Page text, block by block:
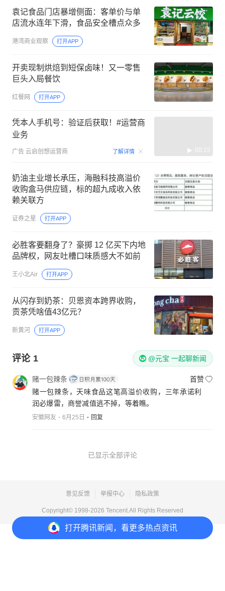
打开腾讯新闻，看更多热点资讯
袁记食品门店暴增侧面：客单价与单
店流水连年下滑，食品安全槽点众多
港湾商业观察 打开APP
开卖现制烘焙到短保卤味！又一零售
巨头入局餐饮
红餐网 打开APP
凭本人手机号：验证后获取！#运营商
业务
广告 云启创想运营商 了解详情 00:15
奶油主业增长承压，海融科技高溢价
收购盒马供应链，标的超九成收入依
赖关联方
证券之星 打开APP
必胜客要翻身了？豪掷 12 亿买下内地
品牌权，网友吐槽口味质感大不如前
王小北Air 打开APP
从闪存到奶茶：贝恩资本跨界收购，
贡茶凭啥值43亿元？
新黄河 打开APP
评论 1 @元宝 一起聊新闻
赌一包辣条
首赞
赌一包辣条，天味食品这笔高溢价收购，三年承诺利
润必爆雷，商誉减值逃不掉，等着瞧。
安徽网友 6月25日 回复
已显示全部评论
意见反馈 举报中心 隐私政策
Copyright© 1998-2026 Tencent.All Rights Reserved